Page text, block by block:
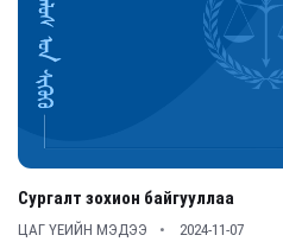
Сургалт зохион байгууллаа
ЦАГ ҮЕИЙН МЭДЭЭ 2024-11-07